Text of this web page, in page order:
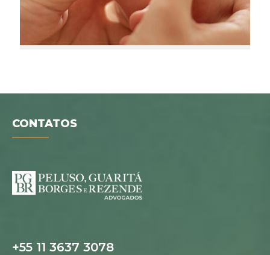
CONTATOS
+55 11 3637 3078